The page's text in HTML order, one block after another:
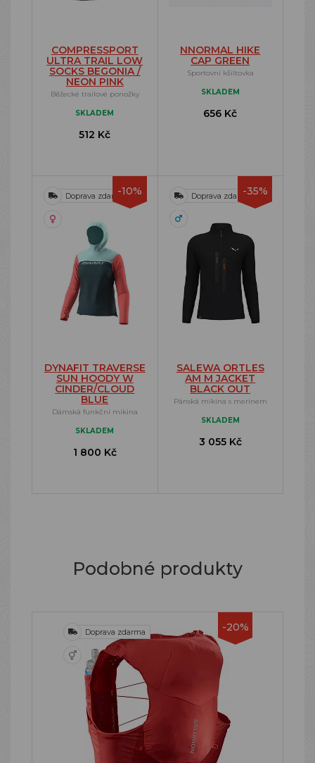
COMPRESSPORT
ULTRA TRAIL LOW
SOCKS BEGONIA /
NEON PINK
Běžecké trailové ponožky
SKLADEM
512 Kč
NNORMAL HIKE
CAP GREEN
Sportovní kšiltovka
SKLADEM
656 Kč
-10%
Doprava zdarma
DYNAFIT TRAVERSE
SUN HOODY W
CINDER/CLOUD
BLUE
Dámská funkční mikina
SKLADEM
1 800 Kč
-35%
Doprava zdarma
SALEWA ORTLES
AM M JACKET
BLACK OUT
Pánská mikina s merinem
SKLADEM
3 055 Kč
Podobné produkty
-20%
Doprava zdarma